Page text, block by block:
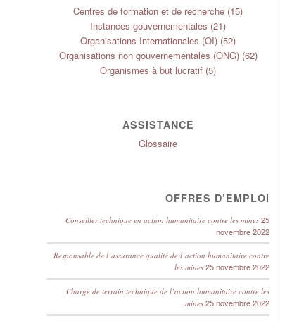
Centres de formation et de recherche (15)
Instances gouvernementales (21)
Organisations Internationales (OI) (52)
Organisations non gouvernementales (ONG)(62)
Organismes à but lucratif (5)
ASSISTANCE
Glossaire
OFFRES D’EMPLOI
Conseiller technique en action humanitaire contre les mines 25
novembre 2022
Responsable de l’assurance qualité de l’action humanitaire contre
les mines 25 novembre 2022
Chargé de terrain technique de l’action humanitaire contre les
mines 25 novembre 2022